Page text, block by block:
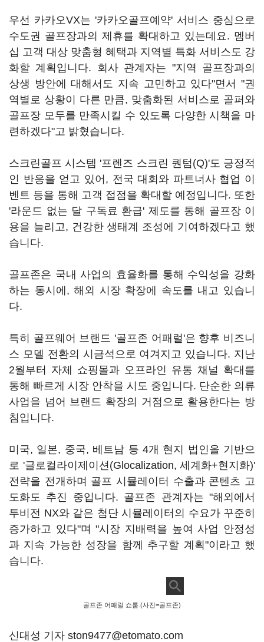
우선 카카오VX는 '카카오골프예약' 서비스 중심으로
수도권 골프장과의 제휴를 확대하고 있는데요. 멤버
십 고객 대상 맞춤형 혜택과 지역별 특화 서비스도 강
화할 계획입니다. 회사 관계자는 "지역 골프장과의
상생 방안에 대해서도 지속 고민하고 있다"면서 "권
역별로 상황이 다른 만큼, 맞춤화된 서비스로 골퍼와
골프장 모두를 만족시킬 수 있도록 다양한 시책을 마
련하겠다"고 밝혔습니다.
스크린골프 시스템 '프렌즈 스크린 퀀텀(Q)'도 긍정적
인 반응을 얻고 있어, 전국 대회와 파트너사 협업 이
벤트 등을 통해 고객 접점을 확대할 예정입니다. 또한
'라운드 없는 달 구독료 환급' 제도를 통해 골프장 이
용을 늘리고, 건강한 생태계 조성에 기여하겠다고 했
습니다.
골프존은 국내 사업의 효율화를 통해 수익성을 강화
하는 동시에, 해외 시장 확장에 속도를 내고 있습니
다.
특히 골프웨어 브랜드 '골프존 어패럴'은 향후 비즈니
스 모델 전환의 시금석으로 여겨지고 있습니다. 지난
2월부터 자체 쇼핑몰과 오프라인 유통 채널 확대를
통해 빠르게 시장 안착을 시도 중입니다. 단순한 의류
사업을 넘어 브랜드 확장의 거점으로 활용한다는 방
침입니다.
미국, 일본, 중국, 베트남 등 4개 현지 법인을 기반으
로 '글로컬라이제이션(Glocalization, 세계화+현지화)'
전략을 전개하며 골프 시뮬레이터 수출과 콘텐츠 고
도화도 추진 중입니다. 골프존 관계자는 "해외에서
투비전 NX와 같은 첨단 시뮬레이터의 수요가 꾸준히
증가하고 있다"며 "시장 지배력을 높여 사업 안정성
과 지속 가능한 성장을 함께 추구할 계획"이라고 했
습니다.
골프존 어패럴 쇼룸.(사진=골프존)
신대성 기자 ston9477@etomato.com